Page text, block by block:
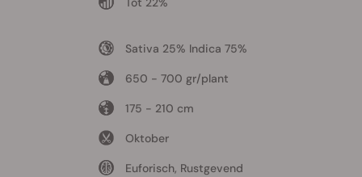
Sativa 25% Indica 75%
650 - 700 gr/plant
175 - 210 cm
Oktober
Euforisch, Rustgevend